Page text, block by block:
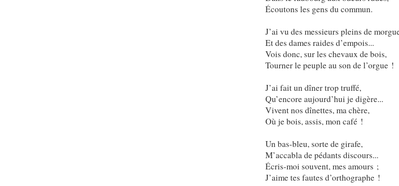
Écoutons les gens du commun.
J’ai vu des messieurs pleins de
Et des dames raides d’empois...
Vois donc, sur les chevaux de bois,
Tourner le peuple au son de l’orgue !
J’ai fait un dîner trop truffé,
Qu’encore aujourd’hui je digère...
Vivent nos dînettes, ma chère,
Où je bois, assis, mon café !
Un bas-bleu, sorte de girafe,
M’accabla de pédants discours...
Écris-moi souvent, mes amours ;
J’aime tes fautes d’orthographe !